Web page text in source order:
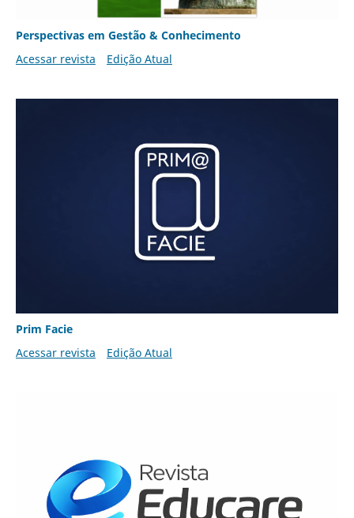
Perspectivas em Gestão & Conhecimento
Acessar revista
Edição Atual
Prim Facie
Acessar revista
Edição Atual